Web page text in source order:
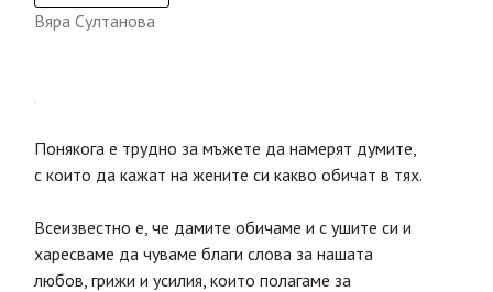
Вяра Султанова
Понякога е трудно за мъжете да намерят думите,
с които да кажат на жените си какво обичат в тях.
Всеизвестно е, че дамите обичаме и с ушите си и
харесваме да чуваме благи слова за нашата
любов, грижи и усилия, които полагаме за